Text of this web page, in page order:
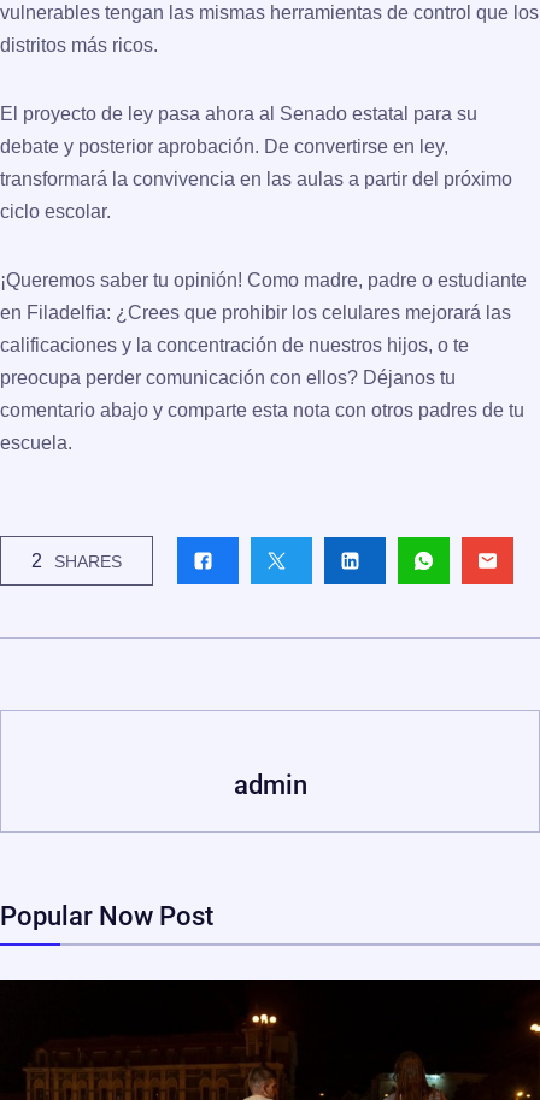
vulnerables tengan las mismas herramientas de control que los
distritos más ricos.
El proyecto de ley pasa ahora al Senado estatal para su
debate y posterior aprobación. De convertirse en ley,
transformará la convivencia en las aulas a partir del próximo
ciclo escolar.
¡Queremos saber tu opinión! Como madre, padre o estudiante
en Filadelfia: ¿Crees que prohibir los celulares mejorará las
calificaciones y la concentración de nuestros hijos, o te
preocupa perder comunicación con ellos? Déjanos tu
comentario abajo y comparte esta nota con otros padres de tu
escuela.
2 SHARES
admin
Popular Now Post